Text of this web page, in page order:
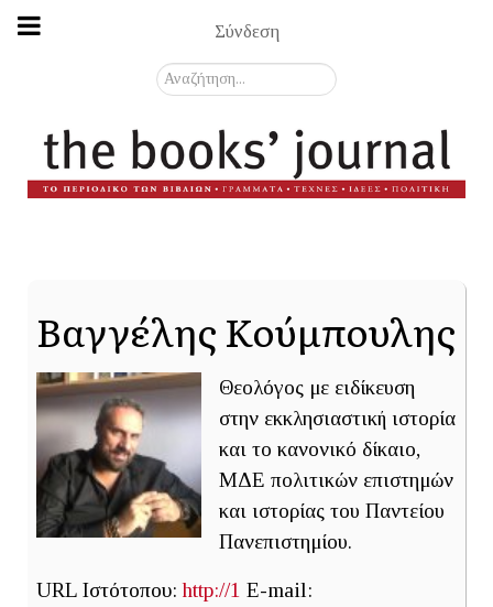
Σύνδεση
Αναζήτηση...
Βαγγέλης Κούμπουλης
Θεολόγος με ειδίκευση
στην εκκλησιαστική ιστορία
και το κανονικό δίκαιο,
ΜΔΕ πολιτικών επιστημών
και ιστορίας του Παντείου
Πανεπιστημίου.
URL Ιστότοπου:http://1 E-mail: